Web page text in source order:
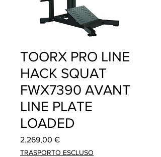
TOORX PRO LINE
HACK SQUAT
FWX7390 AVANT
LINE PLATE
LOADED
2.269,00 €Preis
TRASPORTO ESCLUSO